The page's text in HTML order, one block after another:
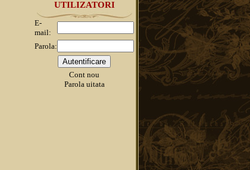
UTILIZATORI
E-
mail:
Parola:
Cont nou
Parola uitata